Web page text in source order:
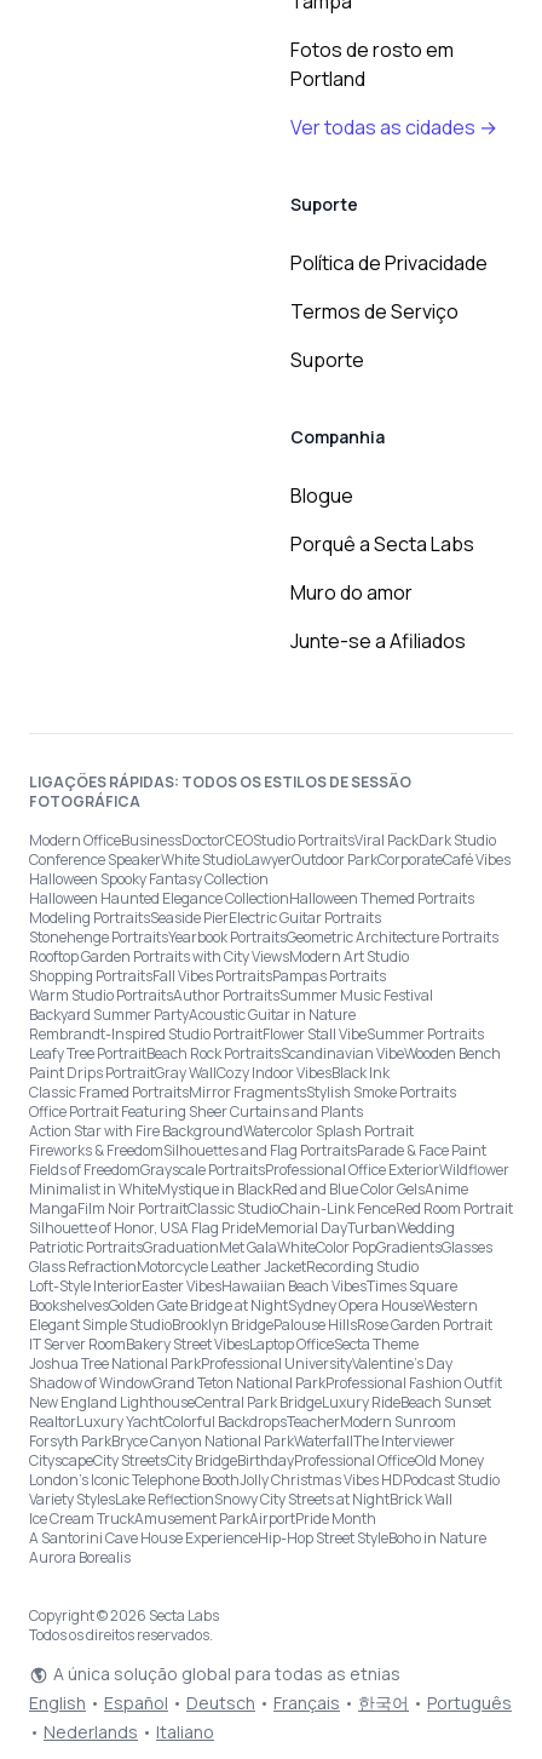
Fotos de rosto em
Portland
Ver todas as cidades →
Suporte
Política de Privacidade
Termos de Serviço
Suporte
Companhia
Blogue
Porquê a Secta Labs
Muro do amor
Junte-se a Afiliados
LIGAÇÕES RÁPIDAS: TODOS OS ESTILOS DE SESSÃO
FOTOGRÁFICA
Modern OfficeBusinessDoctorCEOStudio PortraitsViral PackDark Studio
Conference SpeakerWhite StudioLawyerOutdoor ParkCorporateCafé Vibes
Halloween Spooky Fantasy Collection
Halloween Haunted Elegance CollectionHalloween Themed Portraits
Modeling PortraitsSeaside PierElectric Guitar Portraits
Stonehenge PortraitsYearbook PortraitsGeometric Architecture Portraits
Rooftop Garden Portraits with City ViewsModern Art Studio
Shopping PortraitsFall Vibes PortraitsPampas Portraits
Warm Studio PortraitsAuthor PortraitsSummer Music Festival
Backyard Summer PartyAcoustic Guitar in Nature
Rembrandt-Inspired Studio PortraitFlower Stall VibeSummer Portraits
Leafy Tree PortraitBeach Rock PortraitsScandinavian VibeWooden Bench
Paint Drips PortraitGray WallCozy Indoor VibesBlack Ink
Classic Framed PortraitsMirror FragmentsStylish Smoke Portraits
Office Portrait Featuring Sheer Curtains and Plants
Action Star with Fire BackgroundWatercolor Splash Portrait
Fireworks & FreedomSilhouettes and Flag PortraitsParade & Face Paint
Fields of FreedomGrayscale PortraitsProfessional Office ExteriorWildflower
Minimalist in WhiteMystique in BlackRed and Blue Color GelsAnime
MangaFilm Noir PortraitClassic StudioChain-Link FenceRed Room Portrait
Silhouette of Honor, USA Flag PrideMemorial DayTurbanWedding
Patriotic PortraitsGraduationMet GalaWhiteColor PopGradientsGlasses
Glass RefractionMotorcycle Leather JacketRecording Studio
Loft-Style InteriorEaster VibesHawaiian Beach VibesTimes Square
BookshelvesGolden Gate Bridge at NightSydney Opera HouseWestern
Elegant Simple StudioBrooklyn BridgePalouse HillsRose Garden Portrait
IT Server RoomBakery Street VibesLaptop OfficeSecta Theme
Joshua Tree National ParkProfessional UniversityValentine's Day
Shadow of WindowGrand Teton National ParkProfessional Fashion Outfit
New England LighthouseCentral Park BridgeLuxury RideBeach Sunset
RealtorLuxury YachtColorful BackdropsTeacherModern Sunroom
Forsyth ParkBryce Canyon National ParkWaterfallThe Interviewer
CityscapeCity StreetsCity BridgeBirthdayProfessional OfficeOld Money
London’s Iconic Telephone BoothJolly Christmas Vibes HDPodcast Studio
Variety StylesLake ReflectionSnowy City Streets at NightBrick Wall
Ice Cream TruckAmusement ParkAirportPride Month
A Santorini Cave House ExperienceHip-Hop Street StyleBoho in Nature
Aurora Borealis
Copyright © 2026 Secta Labs
Todos os direitos reservados.
A única solução global para todas as etnias
English • Español • Deutsch • Français • 한국어 • Português
• Nederlands • Italiano